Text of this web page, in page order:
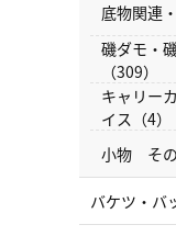
底物関連
磯ダモ・
（309）
キャリー
イス（4）
小物 その
バケツ・バ